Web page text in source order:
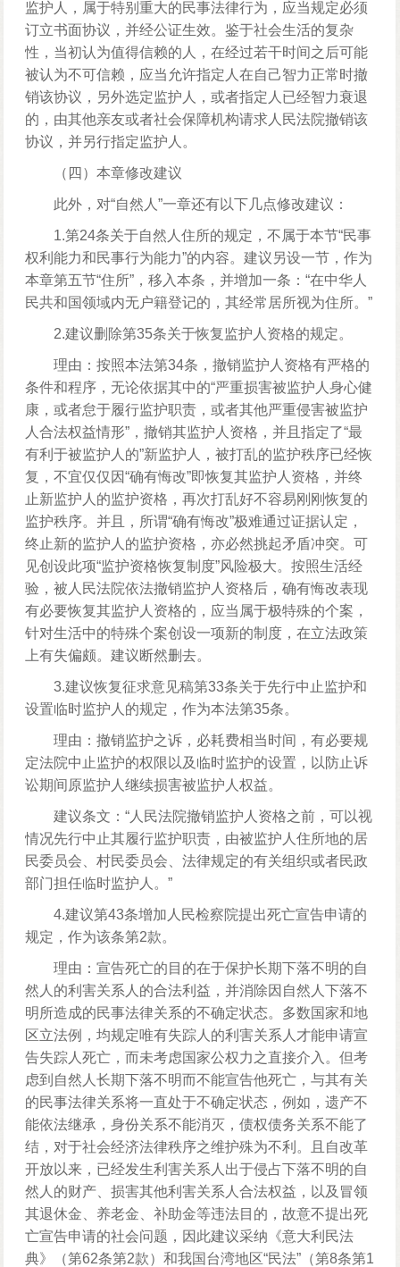
监护人，属于特别重大的民事法律行为，应当规定必须
订立书面协议，并经公证生效。鉴于社会生活的复杂
性，当初认为值得信赖的人，在经过若干时间之后可能
被认为不可信赖，应当允许指定人在自己智力正常时撤
销该协议，另外选定监护人，或者指定人已经智力衰退
的，由其他亲友或者社会保障机构请求人民法院撤销该
协议，并另行指定监护人。
（四）本章修改建议
此外，对“自然人”一章还有以下几点修改建议：
1.第24条关于自然人住所的规定，不属于本节“民事
权利能力和民事行为能力”的内容。建议另设一节，作为
本章第五节“住所”，移入本条，并增加一条：“在中华人
民共和国领域内无户籍登记的，其经常居所视为住所。”
2.建议删除第35条关于恢复监护人资格的规定。
理由：按照本法第34条，撤销监护人资格有严格的
条件和程序，无论依据其中的“严重损害被监护人身心健
康，或者怠于履行监护职责，或者其他严重侵害被监护
人合法权益情形”，撤销其监护人资格，并且指定了“最
有利于被监护人的”新监护人，被打乱的监护秩序已经恢
复，不宜仅仅因“确有悔改”即恢复其监护人资格，并终
止新监护人的监护资格，再次打乱好不容易刚刚恢复的
监护秩序。并且，所谓“确有悔改”极难通过证据认定，
终止新的监护人的监护资格，亦必然挑起矛盾冲突。可
见创设此项“监护资格恢复制度”风险极大。按照生活经
验，被人民法院依法撤销监护人资格后，确有悔改表现
有必要恢复其监护人资格的，应当属于极特殊的个案，
针对生活中的特殊个案创设一项新的制度，在立法政策
上有失偏颇。建议断然删去。
3.建议恢复征求意见稿第33条关于先行中止监护和
设置临时监护人的规定，作为本法第35条。
理由：撤销监护之诉，必耗费相当时间，有必要规
定法院中止监护的权限以及临时监护的设置，以防止诉
讼期间原监护人继续损害被监护人权益。
建议条文：“人民法院撤销监护人资格之前，可以视
情况先行中止其履行监护职责，由被监护人住所地的居
民委员会、村民委员会、法律规定的有关组织或者民政
部门担任临时监护人。”
4.建议第43条增加人民检察院提出死亡宣告申请的
规定，作为该条第2款。
理由：宣告死亡的目的在于保护长期下落不明的自
然人的利害关系人的合法利益，并消除因自然人下落不
明所造成的民事法律关系的不确定状态。多数国家和地
区立法例，均规定唯有失踪人的利害关系人才能申请宣
告失踪人死亡，而未考虑国家公权力之直接介入。但考
虑到自然人长期下落不明而不能宣告他死亡，与其有关
的民事法律关系将一直处于不确定状态，例如，遗产不
能依法继承，身份关系不能消灭，债权债务关系不能了
结，对于社会经济法律秩序之维护殊为不利。且自改革
开放以来，已经发生利害关系人出于侵占下落不明的自
然人的财产、损害其他利害关系人合法权益，以及冒领
其退休金、养老金、补助金等违法目的，故意不提出死
亡宣告申请的社会问题，因此建议采纳《意大利民法
典》（第62条第2款）和我国台湾地区“民法”（第8条第1